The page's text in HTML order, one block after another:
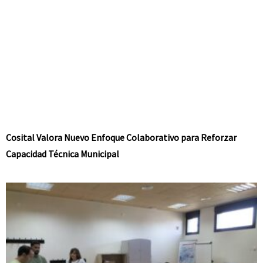
Cosital Valora Nuevo Enfoque Colaborativo para Reforzar
Capacidad Técnica Municipal